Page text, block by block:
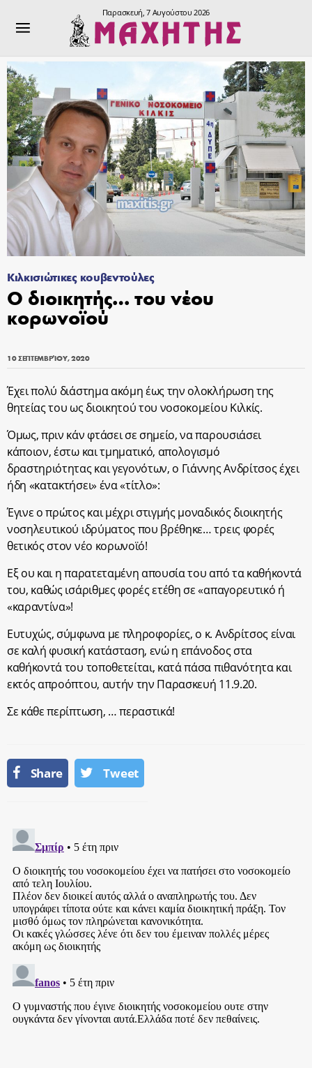
Παρασκευή, 7 Αυγούστου 2026
Κιλκισιώτικες κουβεντούλες
Ο διοικητής… του νέου
κορωνοϊού
10 ΣΕΠΤΕΜΒΡΊΟΥ, 2020
Έχει πολύ διάστημα ακόμη έως την ολοκλήρωση της
θητείας του ως διοικητού του νοσοκομείου Κιλκίς.
Όμως, πριν κάν φτάσει σε σημείο, να παρουσιάσει
κάποιον, έστω και τμηματικό, απολογισμό
δραστηριότητας και γεγονότων, ο Γιάννης Ανδρίτσος έχει
ήδη «κατακτήσει» ένα «τίτλο»:
Έγινε ο πρώτος και μέχρι στιγμής μοναδικός διοικητής
νοσηλευτικού ιδρύματος που βρέθηκε… τρεις φορές
θετικός στον νέο κορωνοϊό!
Εξ ου και η παρατεταμένη απουσία του από τα καθήκοντά
του, καθώς ισάριθμες φορές ετέθη σε «απαγορευτικό ή
«καραντίνα»!
Ευτυχώς, σύμφωνα με πληροφορίες, ο κ. Ανδρίτσος είναι
σε καλή φυσική κατάσταση, ενώ η επάνοδος στα
καθήκοντά του τοποθετείται, κατά πάσα πιθανότητα και
εκτός απροόπτου, αυτήν την Παρασκευή 11.9.20.
Σε κάθε περίπτωση, … περαστικά!
Share Tweet